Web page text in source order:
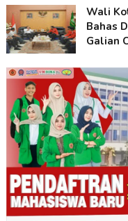
Wali
Bahas
Galian